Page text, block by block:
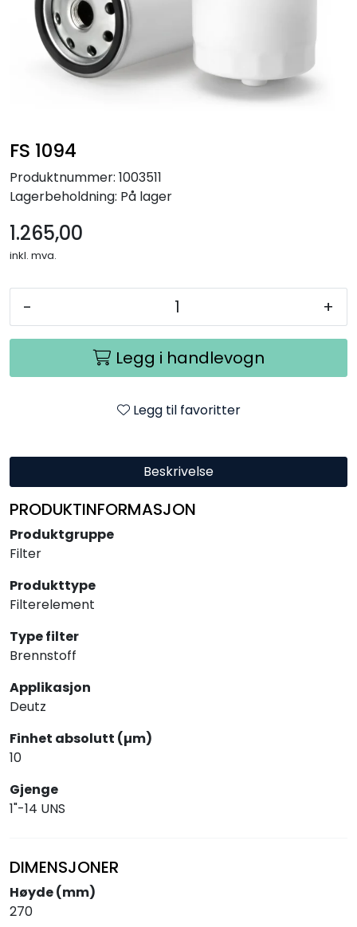
FS 1094
Produktnummer: 1003511
Lagerbeholdning: På lager
1.265,00
inkl. mva.
- +
Legg i handlevogn
Legg til favoritter
Beskrivelse
PRODUKTINFORMASJON
Produktgruppe
Filter
Produkttype
Filterelement
Type filter
Brennstoff
Applikasjon
Deutz
Finhet absolutt (µm)
10
Gjenge
1"-14 UNS
DIMENSJONER
Høyde (mm)
270